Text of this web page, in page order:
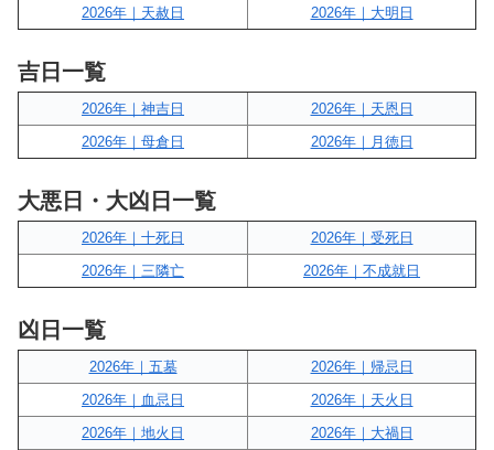
2026年｜天赦日
2026年｜大明日
吉日一覧
2026年｜神吉日
2026年｜天恩日
2026年｜母倉日
2026年｜月徳日
大悪日・大凶日一覧
2026年｜十死日
2026年｜受死日
2026年｜三隣亡
2026年｜不成就日
凶日一覧
2026年｜五墓
2026年｜帰忌日
2026年｜血忌日
2026年｜天火日
2026年｜地火日
2026年｜大禍日